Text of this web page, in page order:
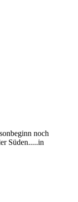
noch
Süden.....in